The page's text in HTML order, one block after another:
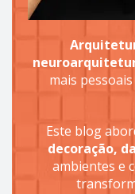
mais
Este blog
decoração,
ambientes e